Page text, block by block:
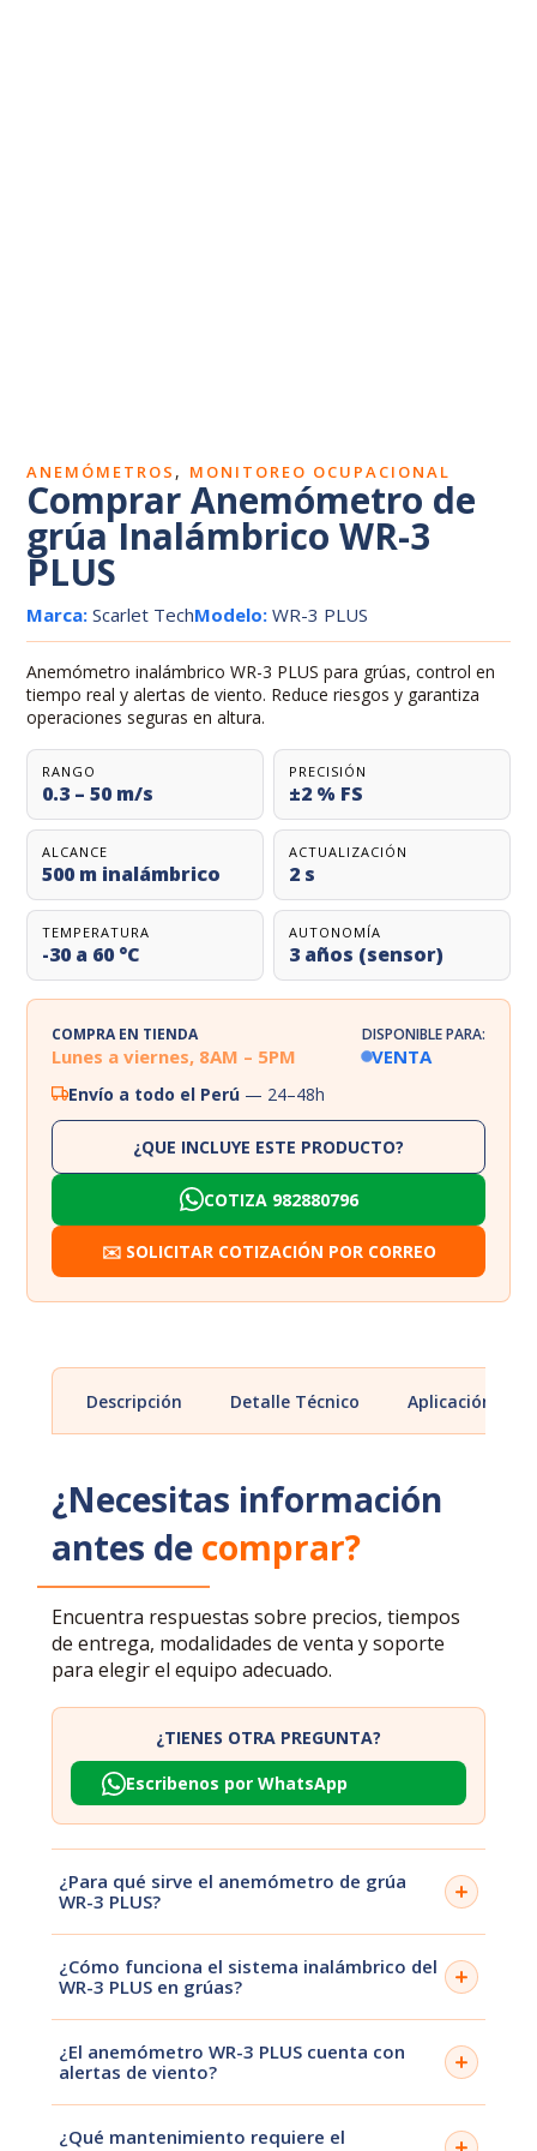
ANEMÓMETROS , MONITOREO OCUPACIONAL
Comprar Anemómetro de
grúa Inalámbrico WR-3
PLUS
Marca: Scarlet TechModelo: WR-3 PLUS
Anemómetro inalámbrico WR-3 PLUS para grúas, control en
tiempo real y alertas de viento. Reduce riesgos y garantiza
operaciones seguras en altura.
RANGO
0.3 – 50 m/s
PRECISIÓN
±2 % FS
ALCANCE
500 m inalámbrico
ACTUALIZACIÓN
2 s
TEMPERATURA
-30 a 60 °C
AUTONOMÍA
3 años (sensor)
COMPRA EN TIENDA
Lunes a viernes, 8AM – 5PM
DISPONIBLE PARA:
VENTA
Envío a todo el Perú — 24–48h
¿QUE INCLUYE ESTE PRODUCTO?
COTIZA 982880796
✉️ SOLICITAR COTIZACIÓN POR CORREO
Descripción Detalle Técnico Aplicación
¿Necesitas información
antes de comprar?
Encuentra respuestas sobre precios, tiempos
de entrega, modalidades de venta y soporte
para elegir el equipo adecuado.
¿TIENES OTRA PREGUNTA?
Escribenos por WhatsApp
¿Para qué sirve el anemómetro de grúa
WR-3 PLUS?
en tiempo real durante operaciones con grúas,
ayudando a prevenir riesgos y tomar decisiones
seguras en trabajos en altura.
¿Cómo funciona el sistema inalámbrico del
WR-3 PLUS en grúas?
sensor instalado en la grúa y el receptor o display en
cabina, permitiendo monitoreo continuo sin
necesidad de cableado, lo que facilita la instalación y
¿El anemómetro WR-3 PLUS cuenta con
alertas de viento?
velocidad del viento supera límites definidos,
¿Qué mantenimiento requiere el